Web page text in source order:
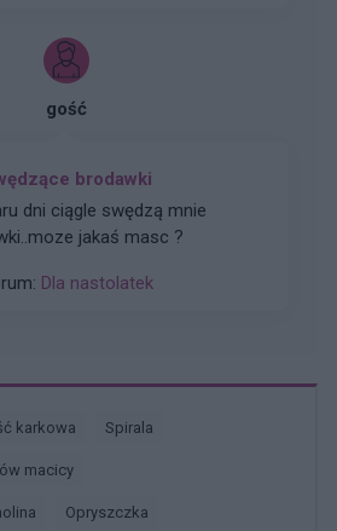
włosów? Też miałyście
takie problemy?
gość
brodawki
dni ciągle swędzą mnie
jakaś masc ?
Dla nastolatek
karkowa spirala
macicy
opryszczka